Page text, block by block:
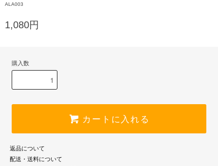
ALA003
1,080円
購入数
カートに入れる
返品について
配送・送料について